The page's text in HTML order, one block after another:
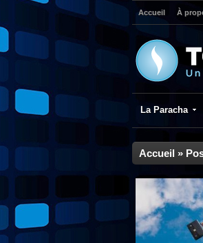
Accueil À
La Paracha
Accueil »